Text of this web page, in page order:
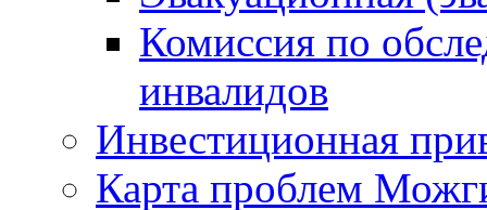
Комиссия по
инвалидов
Инвестиционная
Карта проблем